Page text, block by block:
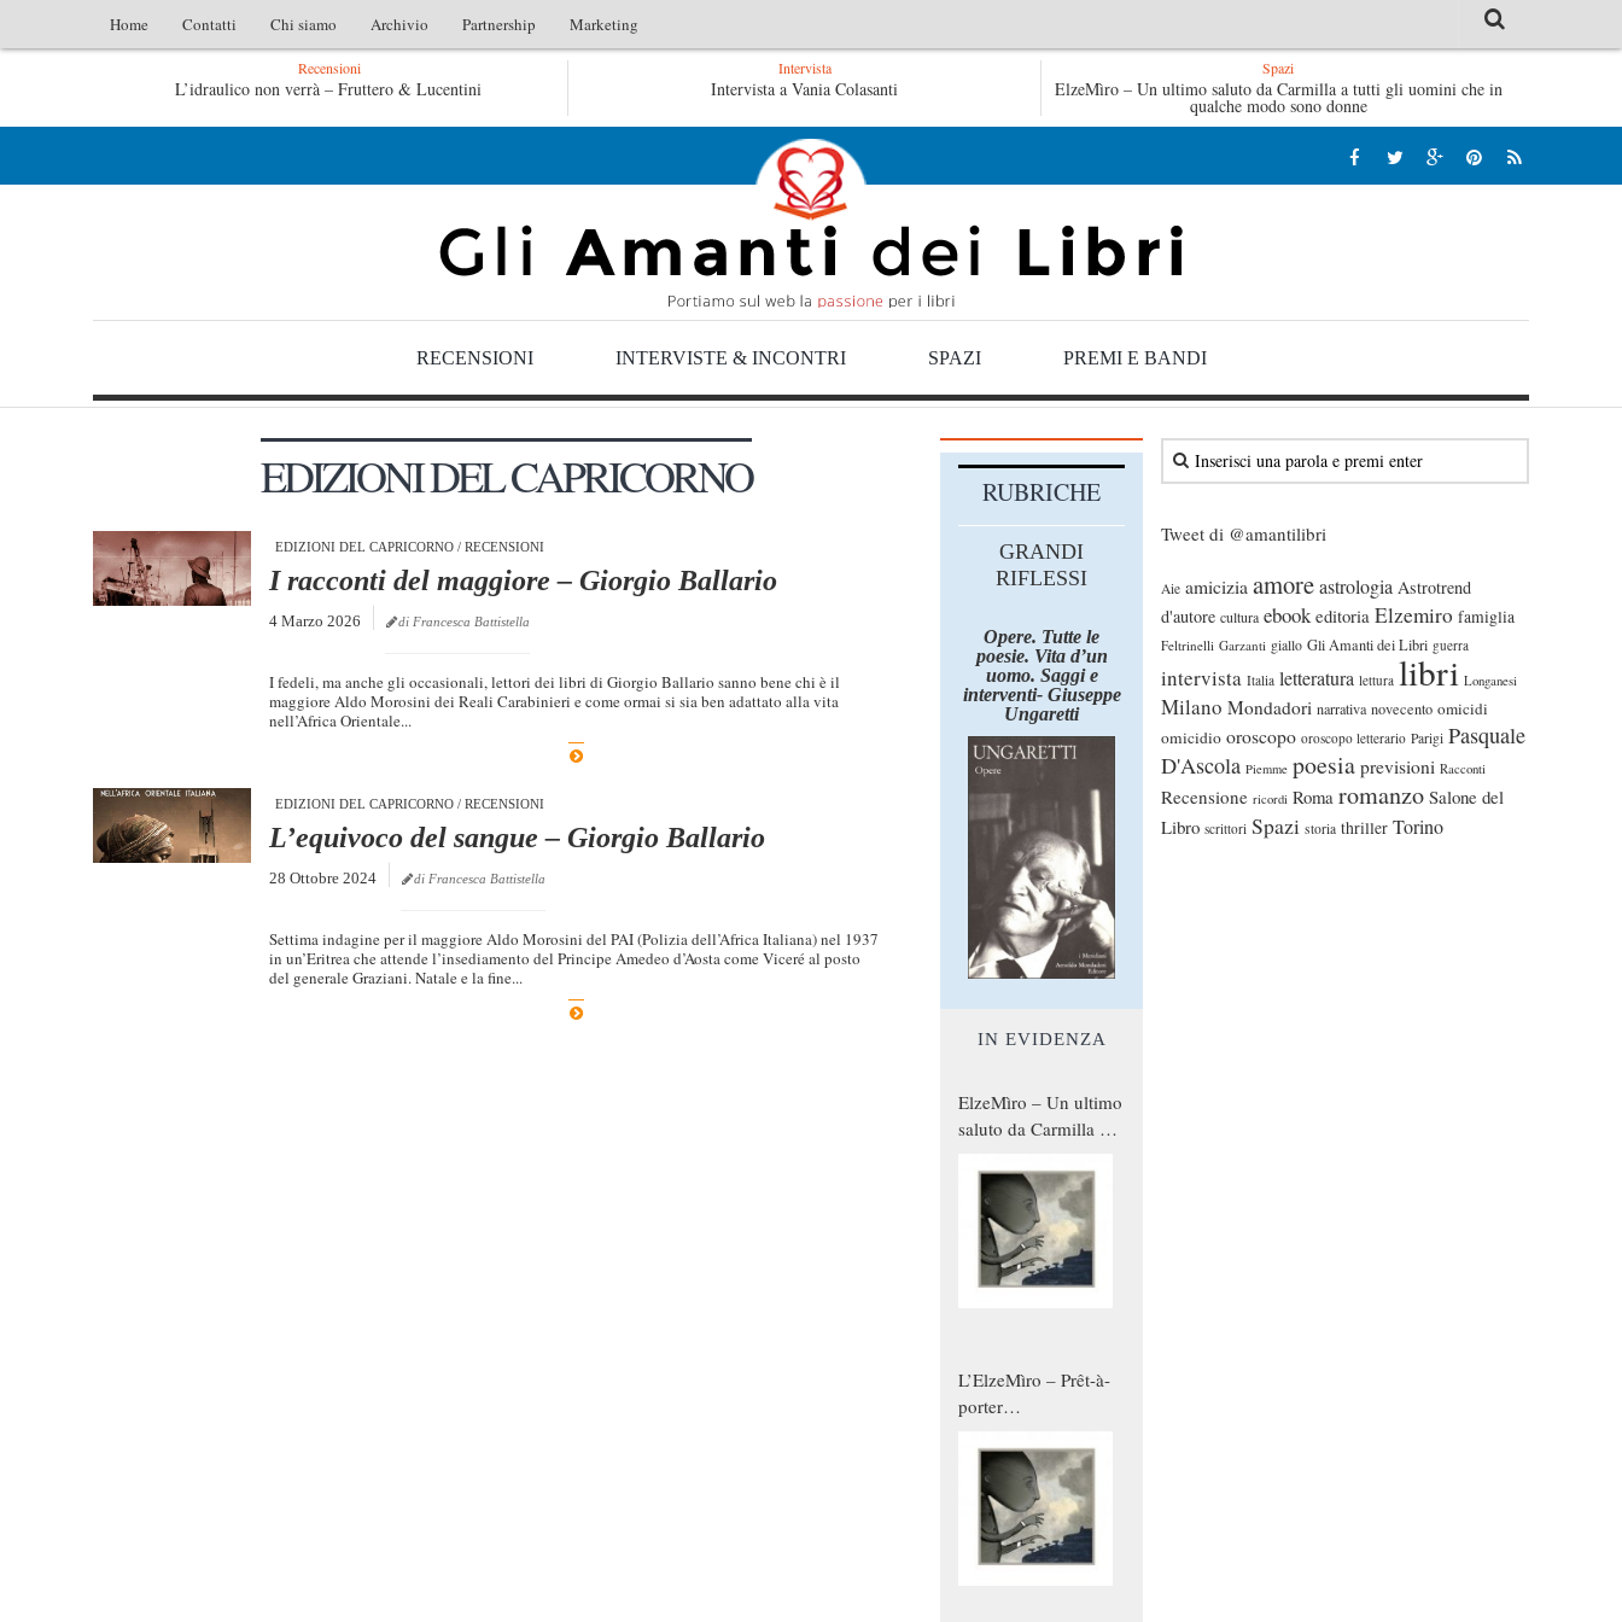
Home Contatti Chi siamo Archivio Partnership Marketing
Recensioni
L’idraulico non verrà – Fruttero & Lucentini L’arte di uno storico – Emilio Gentile Tutte le mattine di Sybil – Virginia Evans L’idraulico non verrà –
Intervista
Intervista a Vania Colasanti
Spazi
ElzeMìro – Un ultimo saluto da Carmilla a tutti gli uomini che in
qualche modo sono donne
RECENSIONI INTERVISTE & INCONTRI SPAZI PREMI E BANDI
EDIZIONI DEL CAPRICORNO
EDIZIONI DEL CAPRICORNO / RECENSIONI
I racconti del maggiore – Giorgio Ballario
4 Marzo 2026 di Francesca Battistella
I fedeli, ma anche gli occasionali, lettori dei libri di Giorgio Ballario sanno bene chi è il
maggiore Aldo Morosini dei Reali Carabinieri e come ormai si sia ben adattato alla vita
nell’Africa Orientale...
EDIZIONI DEL CAPRICORNO / RECENSIONI
L’equivoco del sangue – Giorgio Ballario
28 Ottobre 2024 di Francesca Battistella
Settima indagine per il maggiore Aldo Morosini del PAI (Polizia dell’Africa Italiana) nel 1937
in un’Eritrea che attende l’insediamento del Principe Amedeo d’Aosta come Viceré al posto
del generale Graziani. Natale e la fine...
Tweet di @amantilibri
Aie amicizia amoreastrologia Astrotrend
d'autore cultura ebook editoria Elzemiro famiglia
Feltrinelli Garzanti giallo Gli Amanti dei Libri guerra
intervista Italia letteratura lettura libri Longanesi
Milano Mondadori narrativa novecento omicidi
omicidio oroscopo oroscopo letterario Parigi Pasquale
D'Ascola Piemme poesia previsioni Racconti
Recensione ricordi Roma romanzo Salone del
Libro scrittori Spazi storia thriller Torino
RUBRICHE
GRANDI
RIFLESSI
Opere. Tutte le
poesie. Vita d’un
uomo. Saggi e
interventi- Giuseppe
Ungaretti
IN EVIDENZA
ElzeMìro – Un ultimo
saluto da Carmilla a
qualche modo sono
donne
L’ElzeMìro – Prêt-à-
porter